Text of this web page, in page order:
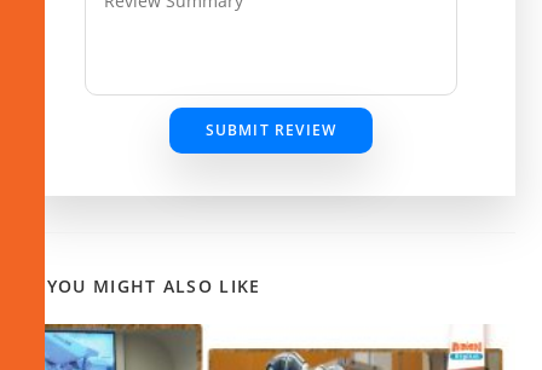
SUBMIT REVIEW
YOU MIGHT ALSO LIKE